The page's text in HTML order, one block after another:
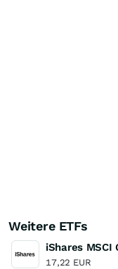
Weitere ETFs
17,22 EUR